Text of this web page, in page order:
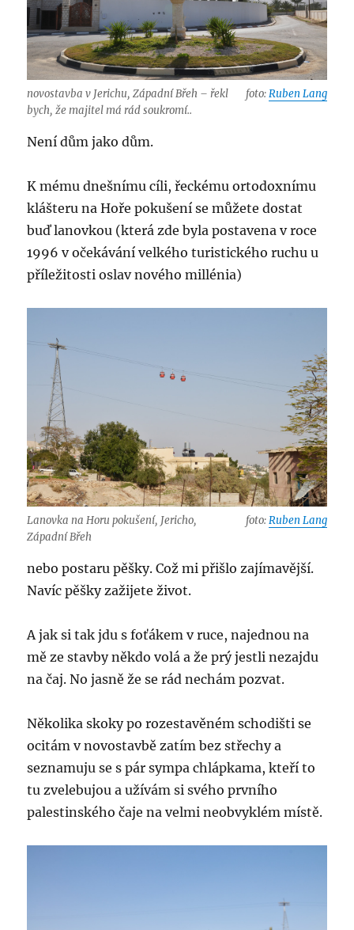
novostavba v Jerichu, Západní Břeh – řekl
bych, že majitel má rád soukromí..
foto:Ruben Lang
Není dům jako dům.
K mému dnešnímu cíli, řeckému ortodoxnímu
klášteru na Hoře pokušení se můžete dostat
buď lanovkou (která zde byla postavena v roce
1996 v očekávání velkého turistického ruchu u
příležitosti oslav nového millénia)
Lanovka na Horu pokušení, Jericho,
Západní Břeh
foto:Ruben Lang
nebo postaru pěšky. Což mi přišlo zajímavější.
Navíc pěšky zažijete život.
A jak si tak jdu s foťákem v ruce, najednou na
mě ze stavby někdo volá a že prý jestli nezajdu
na čaj. No jasně že se rád nechám pozvat.
Několika skoky po rozestavěném schodišti se
ocitám v novostavbě zatím bez střechy a
seznamuju se s pár sympa chlápkama, kteří to
tu zvelebujou a užívám si svého prvního
palestinského čaje na velmi neobvyklém místě.